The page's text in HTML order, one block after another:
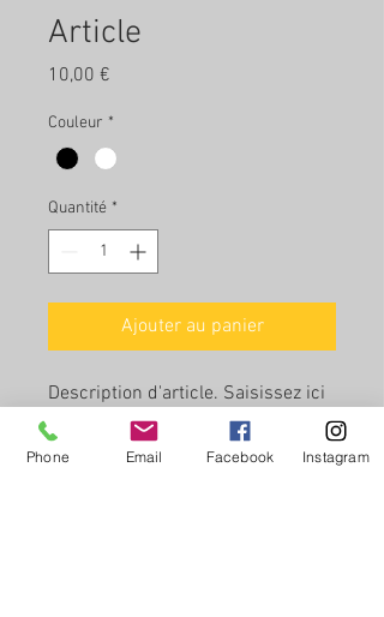
Article
10,00 €
Couleur *
Quantité *
Ajouter au panier
Description d'article. Saisissez ici
les caractéristiques de l'article :
taille, matière et autres
Phone Email Facebook Instagram